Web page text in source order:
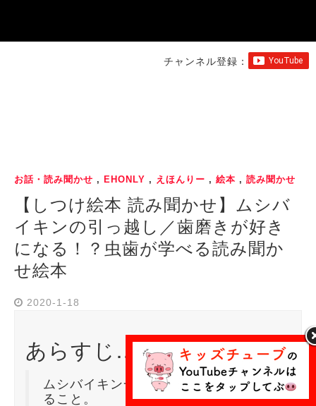
チャンネル登録：
お話・読み聞かせ , EHONLY , えほんりー , 絵本 , 読み聞かせ
【しつけ絵本 読み聞かせ】ムシバ
イキンの引っ越し／歯磨きが好き
になる！？虫歯が学べる読み聞か
せ絵本
2020-1-18
あらすじ…
ムシバイキン一家の仕事は虫歯をつく
ること。